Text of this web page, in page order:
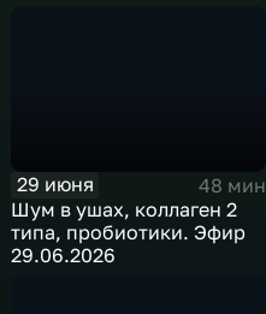
29 июня
48 мин
Шум в ушах, коллаген 2
типа, пробиотики. Эфир
29.06.2026